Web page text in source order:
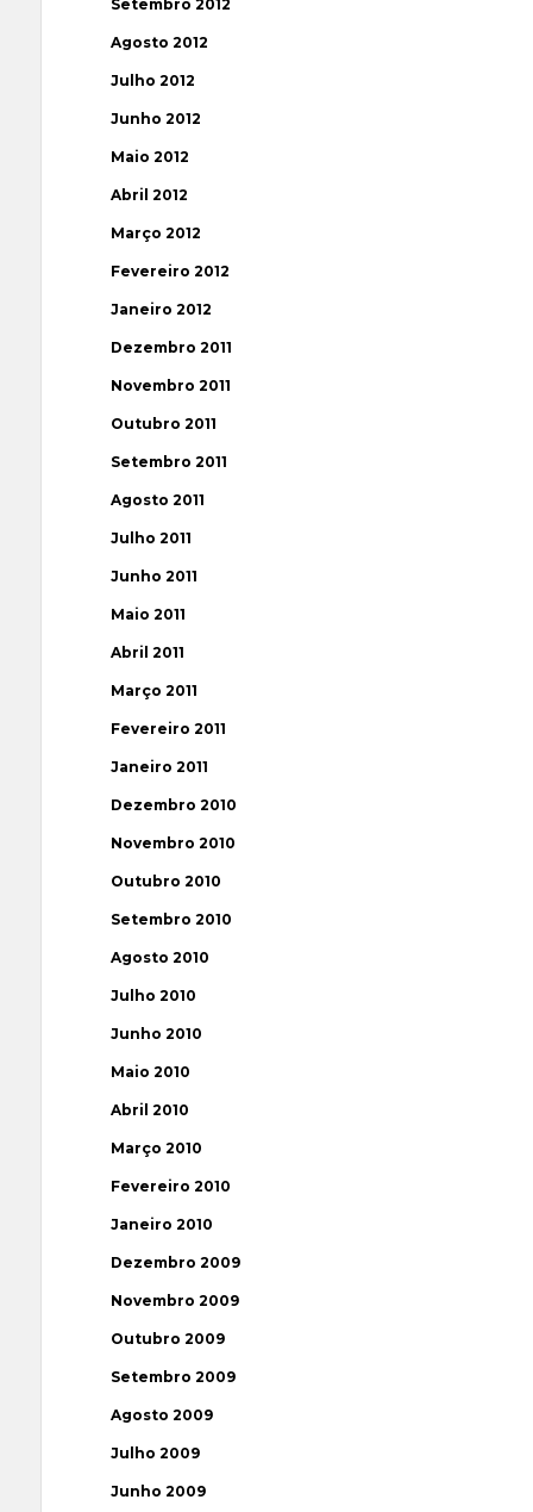
Setembro 2012
Agosto 2012
Julho 2012
Junho 2012
Maio 2012
Abril 2012
Março 2012
Fevereiro 2012
Janeiro 2012
Dezembro 2011
Novembro 2011
Outubro 2011
Setembro 2011
Agosto 2011
Julho 2011
Junho 2011
Maio 2011
Abril 2011
Março 2011
Fevereiro 2011
Janeiro 2011
Dezembro 2010
Novembro 2010
Outubro 2010
Setembro 2010
Agosto 2010
Julho 2010
Junho 2010
Maio 2010
Abril 2010
Março 2010
Fevereiro 2010
Janeiro 2010
Dezembro 2009
Novembro 2009
Outubro 2009
Setembro 2009
Agosto 2009
Julho 2009
Junho 2009